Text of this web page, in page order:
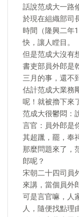
話說范成大一路
於現在組織部司
時間（隆興二年
快，讓人瞠目。
但是范成大沒有
書吏部員外郎是
三月的事，還不
估計范成大業務
呢！就被擼下來
范成大很鬱悶：
言官：員外郎是
其超躐，罷，奉
那麼問題來了，
郎呢？
宋朝二十四司員
來講，當個員外
可是言官嘛，人
人，隨便找點理